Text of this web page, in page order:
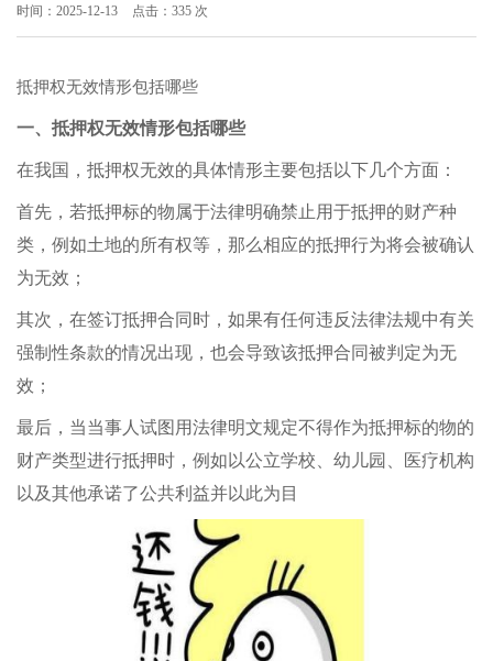
时间：2025-12-13 点击：335 次
抵押权无效情形包括哪些
一、抵押权无效情形包括哪些
在我国，抵押权无效的具体情形主要包括以下几个方面：
首先，若抵押标的物属于法律明确禁止用于抵押的财产种
类，例如土地的所有权等，那么相应的抵押行为将会被确认
为无效；
其次，在签订抵押合同时，如果有任何违反法律法规中有关
强制性条款的情况出现，也会导致该抵押合同被判定为无
效；
最后，当当事人试图用法律明文规定不得作为抵押标的物的
财产类型进行抵押时，例如以公立学校、幼儿园、医疗机构
以及其他承诺了公共利益并以此为目